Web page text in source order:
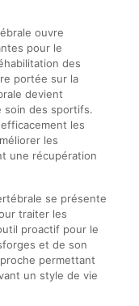
ouvre
pour le
des
portée sur la
devient
soin des sportifs.
les
les
une récupération
se présente
traiter les
proactif pour le
et de son
permettant
un style de vie